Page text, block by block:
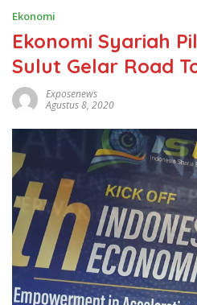
Ekonomi
Ekonomi Syariah
Sulut Gelar Road
Exposenews
Agustus 8, 2020